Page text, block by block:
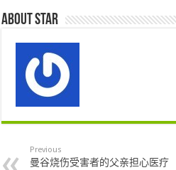
About star
Previous
曼谷烧伤受害者的父亲担心医疗